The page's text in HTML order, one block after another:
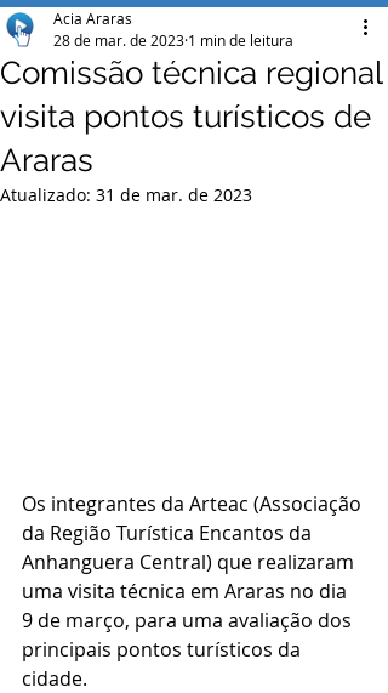
Comissão técnica regional
visita pontos turísticos de
Araras
Acia Araras
28 de mar. de 2023 1 min de leitura
Atualizado: 31 de mar. de 2023
Os integrantes da Arteac (Associação
da Região Turística Encantos da
Anhanguera Central) que realizaram
uma visita técnica em Araras no dia
9 de março, para uma avaliação dos
principais pontos turísticos da
cidade.